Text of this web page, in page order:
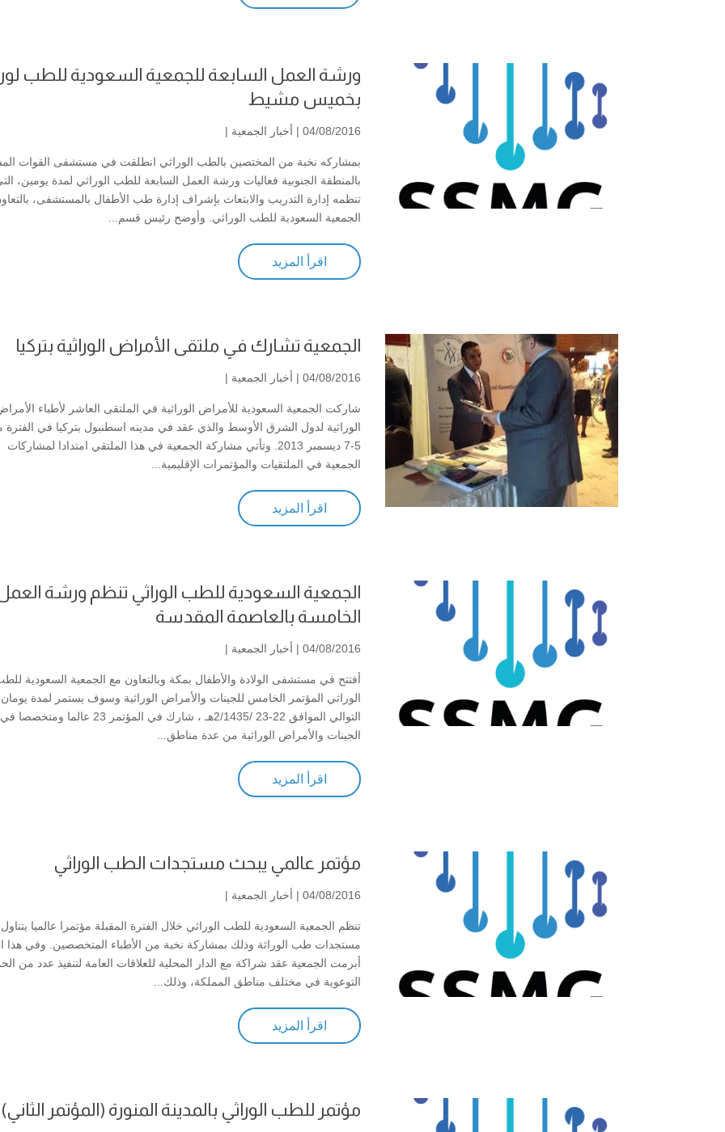
ورشة العمل السابعة للجمعية السعودية للطب
بخميس مشيط
04/08/2016 | أخبار الجمعية |
بمشاركه نخبة من المختصين بالطب الوراثي انطلقت في مستشفى القوات
بالمنطقة الجنوبية فعاليات ورشة العمل السابعة للطب الوراثي لمدة يومين،
تنظمه إدارة التدريب والابتعاث بإشراف إدارة طب الأطفال بالمستشفى،
الجمعية السعودية للطب الوراثي. وأوضح رئيس قسم...
اقرأ المزيد
الجمعية تشارك في ملتقى الأمراض الوراثية بتركيا
04/08/2016 | أخبار الجمعية |
شاركت الجمعية السعودية للأمراض الوراثية في الملتقى العاشر لأطباء
الوراثية لدول الشرق الأوسط والذي عقد في مدينه اسطنبول بتركيا في الفترة
5-7 ديسمبر 2013. وتأتي مشاركة الجمعية في هذا الملتقي امتدادا لمشاركات
الجمعية في الملتقيات والمؤتمرات الإقليمية...
اقرأ المزيد
الجمعية السعودية للطب الوراثي تنظم ورشة
الخامسة بالعاصمة المقدسة
04/08/2016 | أخبار الجمعية |
أفتتح في مستشفى الولادة والأطفال بمكة وبالتعاون مع الجمعية السعودية
الوراثي المؤتمر الخامس للجينات والأمراض الوراثية وسوف يستمر لمدة
التوالي الموافق 22-23 /2/1435هـ ، شارك في المؤتمر 23
الجينات والأمراض الوراثية من عدة مناطق...
اقرأ المزيد
مؤتمر عالمي يبحث مستجدات الطب الوراثي
04/08/2016 | أخبار الجمعية |
تنظم الجمعية السعودية للطب الوراثي خلال الفترة المقبلة مؤتمرا عالميا يتناول
مستجدات طب الوراثة وذلك بمشاركة نخبة من الأطباء المتخصصين. وفي هذا
أبرمت الجمعية عقد شراكة مع الدار المحلية للعلاقات العامة لتنفيذ عدد من
التوعوية في مختلف مناطق المملكة، وذلك...
اقرأ المزيد
مؤتمر للطب الوراثي بالمدينة المنورة (المؤتمر الثاني)